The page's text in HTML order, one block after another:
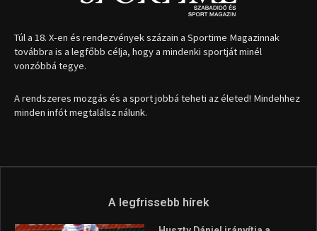
Túl a 18. X-en és rendezvények százain a Sportime Magazinnak
továbbra is a legfőbb célja, hogy a mindenki sportját minél
vonzóbbá tegye.
A rendszeres mozgás és a sport jobbá teheti az életed! Mindehhez
minden infót megtalálsz nálunk.
A legfrissebb hírek